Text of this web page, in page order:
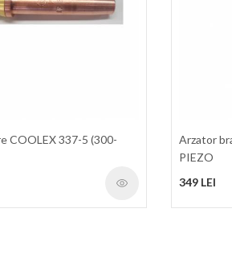
COOLEX 337-5 (300-
Arzator
PIEZO
349 LEI